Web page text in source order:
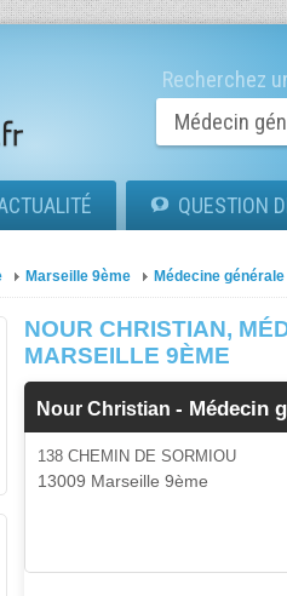
Recherchez
QUESTION
Marseille 9ème Médecine générale
NOUR CHRISTIAN,
MARSEILLE 9ÈME
Nour Christian- Médecin
138 CHEMIN DE SORMIOU
13009 Marseille 9ème